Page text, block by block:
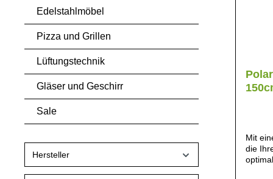
Edelstahlmöbel
Pizza und Grillen
Lüftungstechnik
Gläser und Geschirr
Sale
Hersteller
Mit
die